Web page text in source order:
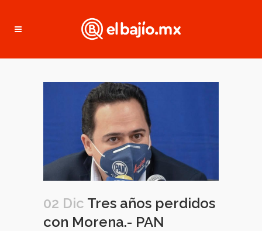
02 Dic Tres años perdidos
con Morena.- PAN